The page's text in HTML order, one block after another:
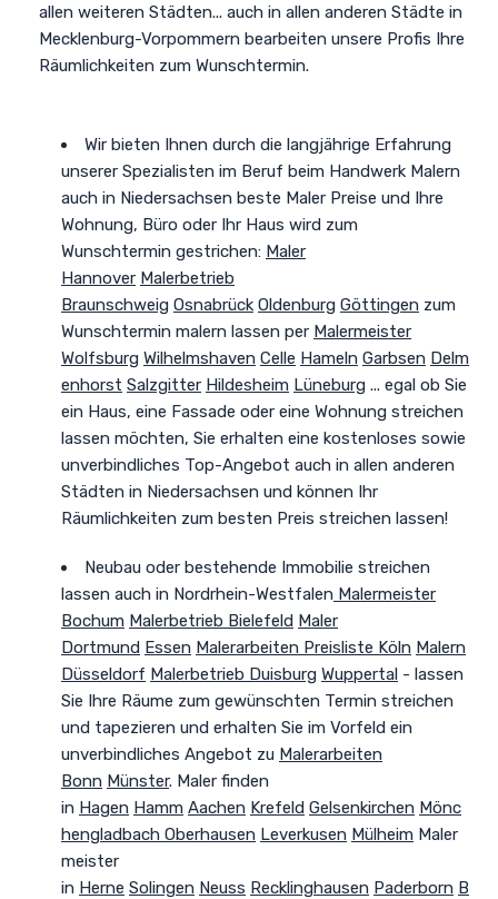
allen weiteren Städten... auch in allen anderen Städte in
Mecklenburg-Vorpommern bearbeiten unsere Profis Ihre
Räumlichkeiten zum Wunschtermin.
Wir bieten Ihnen durch die langjährige Erfahrung
unserer Spezialisten im Beruf beim Handwerk Malern
auch in Niedersachsen beste Maler Preise und Ihre
Wohnung, Büro oder Ihr Haus wird zum
Wunschtermin gestrichen: Maler
Hannover Malerbetrieb
Braunschweig Osnabrück Oldenburg Göttingen zum
Wunschtermin malern lassen per Malermeister
Wolfsburg Wilhelmshaven Celle Hameln Garbsen Delm
enhorst Salzgitter Hildesheim Lüneburg ... egal ob Sie
ein Haus, eine Fassade oder eine Wohnung streichen
lassen möchten, Sie erhalten eine kostenloses sowie
unverbindliches Top-Angebot auch in allen anderen
Städten in Niedersachsen und können Ihr
Räumlichkeiten zum besten Preis streichen lassen!
Neubau oder bestehende Immobilie streichen
lassen auch in Nordrhein-Westfalen Malermeister
Bochum Malerbetrieb Bielefeld Maler
Dortmund Essen Malerarbeiten Preisliste Köln Malern
Düsseldorf Malerbetrieb Duisburg Wuppertal - lassen
Sie Ihre Räume zum gewünschten Termin streichen
und tapezieren und erhalten Sie im Vorfeld ein
unverbindliches Angebot zu Malerarbeiten
Bonn Münster. Maler finden
in Hagen Hamm Aachen Krefeld Gelsenkirchen Mönc
hengladbach Oberhausen Leverkusen Mülheim Maler
meister
in Herne Solingen Neuss Recklinghausen Paderborn B